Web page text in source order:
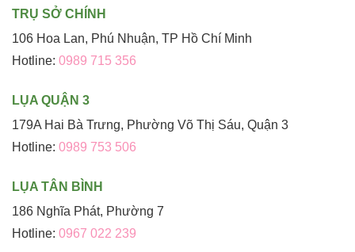
TRỤ SỞ CHÍNH
106 Hoa Lan, Phú Nhuận, TP Hồ Chí Minh
Hotline: 0989 715 356
LỤA QUẬN 3
179A Hai Bà Trưng, Phường Võ Thị Sáu, Quận 3
Hotline: 0989 753 506
LỤA TÂN BÌNH
186 Nghĩa Phát, Phường 7
Hotline: 0967 022 239